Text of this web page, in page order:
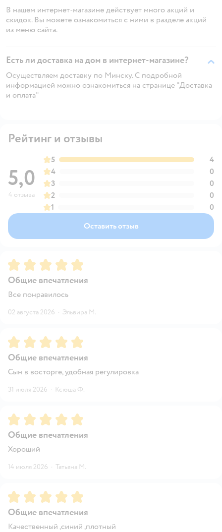
В нашем интернет-магазине действует много акций и
скидок. Вы можете ознакомиться с ними в разделе акций
из меню сайта.
Есть ли доставка на дом в интернет-магазине?
Осуществляем доставку по Минску. С подробной
информацией можно ознакомиться на странице "Доставка
и оплата"
Рейтинг и отзывы
5,0
4 отзыва
5
4
4
0
3
0
2
0
1
0
Оставить отзыв
Рейтинг:5
Общие впечатления
Все понравилось
02 августа 2026 · Эльвира М.
Рейтинг:5
Общие впечатления
Сын в восторге, удобная регулировка
31 июля 2026 · Ксюша Ф.
Рейтинг:5
Общие впечатления
Хороший
14 июля 2026 · Татьяна М.
Рейтинг:5
Общие впечатления
Качественный ,синий ,плотный